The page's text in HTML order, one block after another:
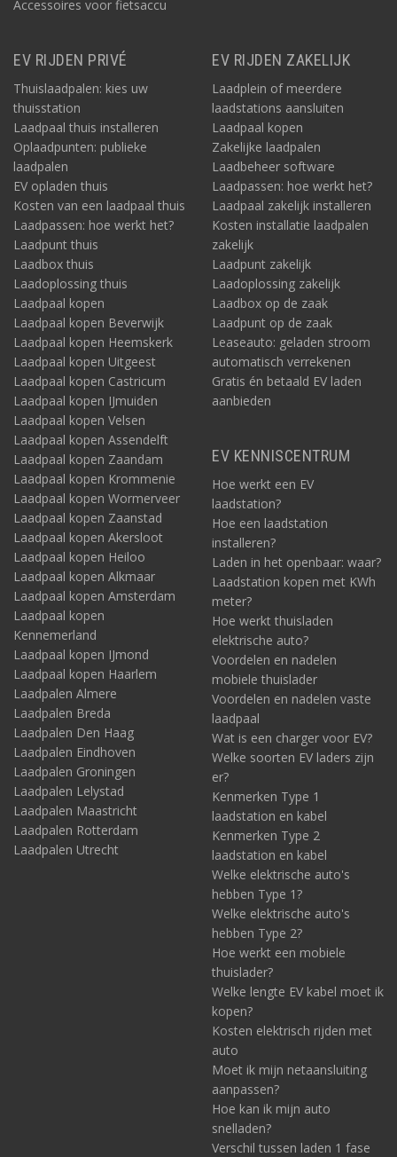
Accessoires voor fietsaccu
EV RIJDEN PRIVÉ
Thuislaadpalen: kies uw
thuisstation
Laadpaal thuis installeren
Oplaadpunten: publieke
laadpalen
EV opladen thuis
Kosten van een laadpaal thuis
Laadpassen: hoe werkt het?
Laadpunt thuis
Laadbox thuis
Laadoplossing thuis
Laadpaal kopen
Laadpaal kopen Beverwijk
Laadpaal kopen Heemskerk
Laadpaal kopen Uitgeest
Laadpaal kopen Castricum
Laadpaal kopen IJmuiden
Laadpaal kopen Velsen
Laadpaal kopen Assendelft
Laadpaal kopen Zaandam
Laadpaal kopen Krommenie
Laadpaal kopen Wormerveer
Laadpaal kopen Zaanstad
Laadpaal kopen Akersloot
Laadpaal kopen Heiloo
Laadpaal kopen Alkmaar
Laadpaal kopen Amsterdam
Laadpaal kopen
Kennemerland
Laadpaal kopen IJmond
Laadpaal kopen Haarlem
Laadpalen Almere
Laadpalen Breda
Laadpalen Den Haag
Laadpalen Eindhoven
Laadpalen Groningen
Laadpalen Lelystad
Laadpalen Maastricht
Laadpalen Rotterdam
Laadpalen Utrecht
EV RIJDEN ZAKELIJK
Laadplein of meerdere
laadstations aansluiten
Laadpaal kopen
Zakelijke laadpalen
Laadbeheer software
Laadpassen: hoe werkt het?
Laadpaal zakelijk installeren
Kosten installatie laadpalen
zakelijk
Laadpunt zakelijk
Laadoplossing zakelijk
Laadbox op de zaak
Laadpunt op de zaak
Leaseauto: geladen stroom
automatisch verrekenen
Gratis én betaald EV laden
aanbieden
EV KENNISCENTRUM
Hoe werkt een EV
laadstation?
Hoe een laadstation
installeren?
Laden in het openbaar: waar?
Laadstation kopen met KWh
meter?
Hoe werkt thuisladen
elektrische auto?
Voordelen en nadelen
mobiele thuislader
Voordelen en nadelen vaste
laadpaal
Wat is een charger voor EV?
Welke soorten EV laders zijn
er?
Kenmerken Type 1
laadstation en kabel
Kenmerken Type 2
laadstation en kabel
Welke elektrische auto's
hebben Type 1?
Welke elektrische auto's
hebben Type 2?
Hoe werkt een mobiele
thuislader?
Welke lengte EV kabel moet ik
kopen?
Kosten elektrisch rijden met
auto
Moet ik mijn netaansluiting
aanpassen?
Hoe kan ik mijn auto
snelladen?
Verschil tussen laden 1 fase